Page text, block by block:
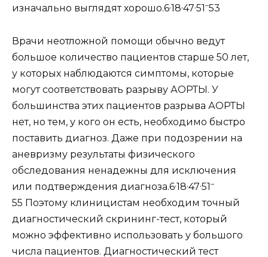
изначально выглядят хорошо.6,18,47,51 –53
Врачи неотложной помощи обычно ведут
большое количество пациентов старше 50 лет,
у которых наблюдаются симптомы, которые
могут соответствовать разрыву АОРТЫ. У
большинства этих пациентов разрыва АОРТЫ
нет, но тем, у кого он есть, необходимо быстро
поставить диагноз. Даже при подозрении на
аневризму результаты физического
обследования ненадежны для исключения
или подтверждения диагноза.618 47 51–
55 Поэтому клиницистам необходим точный
диагностический скрининг-тест, который
можно эффективно использовать у большого
числа пациентов. Диагностический тест